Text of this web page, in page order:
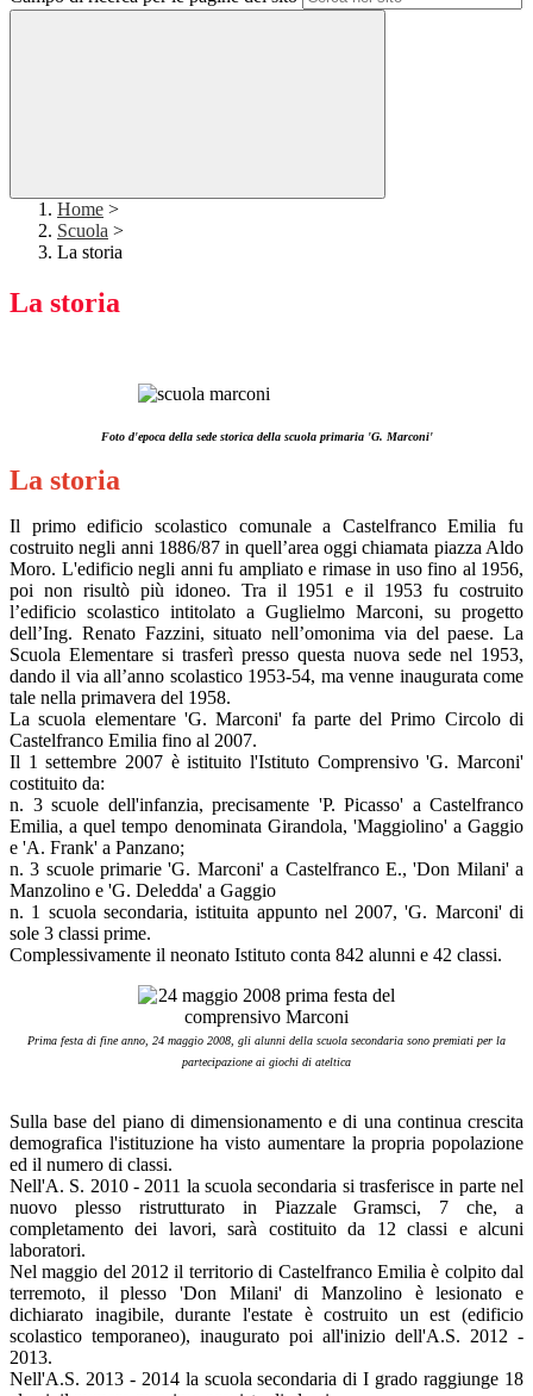
Home >
Scuola >
La storia
La storia
Foto d'epoca della sede storica della scuola primaria 'G. Marconi'
La storia
Il primo edificio scolastico comunale a Castelfranco Emilia fu
costruito negli anni 1886/87 in quell’area oggi chiamata piazza Aldo
Moro. L'edificio negli anni fu ampliato e rimase in uso fino al 1956,
poi non risultò più idoneo. Tra il 1951 e il 1953 fu costruito
l’edificio scolastico intitolato a Guglielmo Marconi, su progetto
dell’Ing. Renato Fazzini, situato nell’omonima via del paese. La
Scuola Elementare si trasferì presso questa nuova sede nel 1953,
dando il via all’anno scolastico 1953-54, ma venne inaugurata come
tale nella primavera del 1958.
La scuola elementare 'G. Marconi' fa parte del Primo Circolo di
Castelfranco Emilia fino al 2007.
Il 1 settembre 2007 è istituito l'Istituto Comprensivo 'G. Marconi'
costituito da:
n. 3 scuole dell'infanzia, precisamente 'P. Picasso' a Castelfranco
Emilia, a quel tempo denominata Girandola, 'Maggiolino' a Gaggio
e 'A. Frank' a Panzano;
n. 3 scuole primarie 'G. Marconi' a Castelfranco E., 'Don Milani' a
Manzolino e 'G. Deledda' a Gaggio
n. 1 scuola secondaria, istituita appunto nel 2007, 'G. Marconi' di
sole 3 classi prime.
Complessivamente il neonato Istituto conta 842 alunni e 42 classi.
Prima festa di fine anno, 24 maggio 2008, gli alunni della scuola secondaria sono premiati per la
partecipazione ai giochi di ateltica
Sulla base del piano di dimensionamento e di una continua crescita
demografica l'istituzione ha visto aumentare la propria popolazione
ed il numero di classi.
Nell'A. S. 2010 - 2011 la scuola secondaria si trasferisce in parte nel
nuovo plesso ristrutturato in Piazzale Gramsci, 7 che, a
completamento dei lavori, sarà costituito da 12 classi e alcuni
laboratori.
Nel maggio del 2012 il territorio di Castelfranco Emilia è colpito dal
terremoto, il plesso 'Don Milani' di Manzolino è lesionato e
dichiarato inagibile, durante l'estate è costruito un est (edificio
scolastico temporaneo), inaugurato poi all'inizio dell'A.S. 2012 -
2013.
Nell'A.S. 2013 - 2014 la scuola secondaria di I grado raggiunge 18